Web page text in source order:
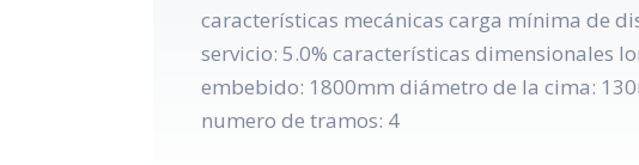
características mecánicas carga mínima de
servicio: 5.0% características dimensionales
embebido: 1800mm diámetro de la cima:
numero de tramos: 4